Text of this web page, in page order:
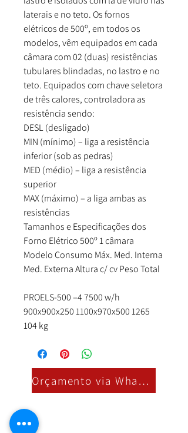
laterais e no teto. Os fornos
elétricos de 500º, em todos os
modelos, vêm equipados em cada
câmara com 02 (duas) resistências
tubulares blindadas, no lastro e no
teto. Equipados com chave seletora
de três calores, controladora as
resistência sendo:
DESL (desligado)
MIN (mínimo) – liga a resistência
inferior (sob as pedras)
MED (médio) – liga a resistência
superior
MAX (máximo) – a liga ambas as
resistências
Tamanhos e Especificações dos
Forno Elétrico 500º 1 câmara
Modelo Consumo Máx. Med. Interna
Med. Externa Altura c/ cv Peso Total
PROELS-500 –4 7500 w/h
900x900x250 1100x970x500 1265
104 kg
Orçamento via Whatsapp